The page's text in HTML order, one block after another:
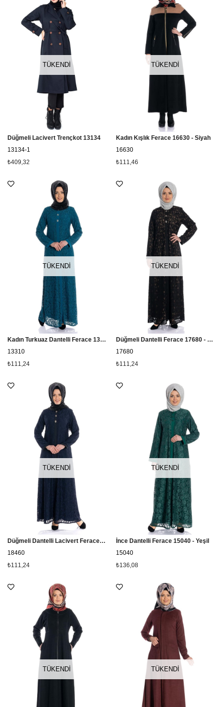
TÜKENDI
Düğmeli Lacivert Trençkot 13134
13134-1
₺409,32
TÜKENDI
Kadın Kışlık Ferace 16630 - Siyah
16630
₺111,46
TÜKENDI
Kadın Turkuaz Dantelli Ferace 13310
13310
₺111,24
TÜKENDI
Düğmeli Dantelli Ferace 17680 - Vizon
17680
₺111,24
TÜKENDI
Düğmeli Dantelli Lacivert Ferace 18460
18460
₺111,24
TÜKENDI
İnce Dantelli Ferace 15040 - Yeşil
15040
₺136,08
TÜKENDI TÜKENDI